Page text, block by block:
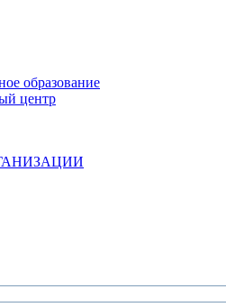
образование
центр